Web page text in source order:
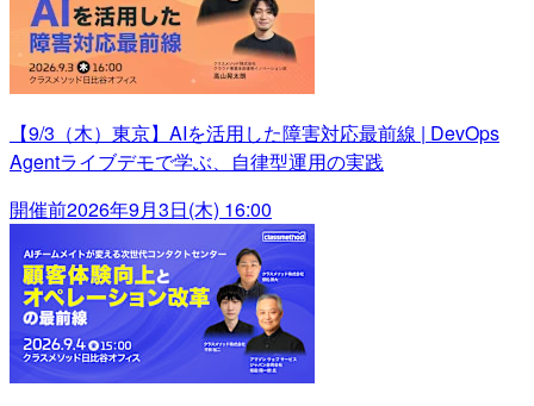
【9/3（木）東京】AIを活用した障害対応最前線 | DevOps
Agentライブデモで学ぶ、自律型運用の実践
開催前2026年9月3日(木) 16:00